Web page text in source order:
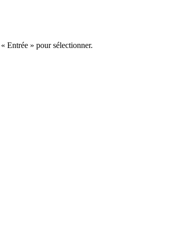
Entrée » pour sélectionner.